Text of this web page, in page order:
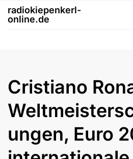
radiokiepenkerl-
online.de
Cristiano
ungen, Euro